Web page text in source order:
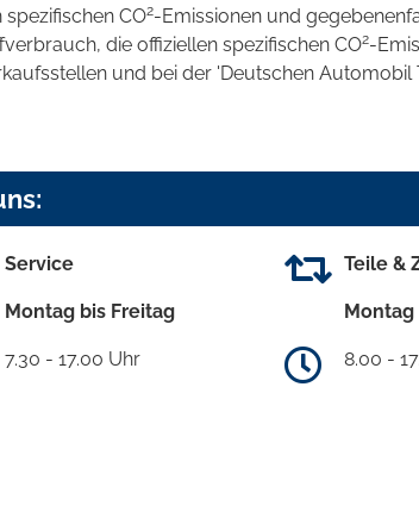
CO2-Emissionen und
die offiziellen spezifischen CO2-
und bei der 'Deutschen Automobil
Service
Montag bis Freitag
7.30 - 17.00 Uhr
Teile &
Montag
8.00 -